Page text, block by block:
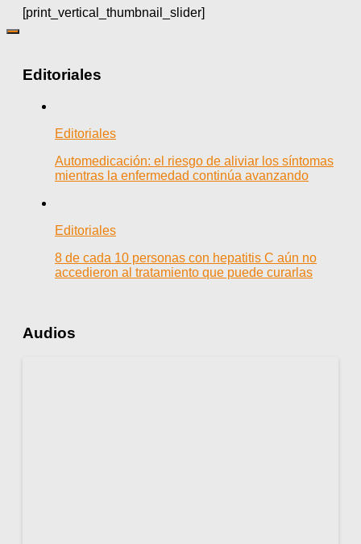
[print_vertical_thumbnail_slider]
Editoriales
Editoriales
Automedicación: el riesgo de aliviar los síntomas
mientras la enfermedad continúa avanzando
Editoriales
8 de cada 10 personas con hepatitis C aún no
accedieron al tratamiento que puede curarlas
Audios